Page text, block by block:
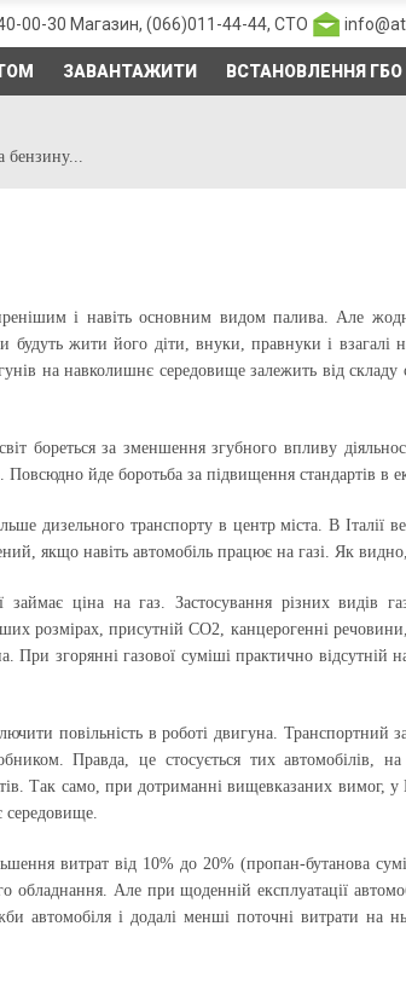
00-30 Магазин, (066)011-44-44, СТО
ЗАВАНТАЖИТИ ВСТАНОВЛЕННЯ ГБО
бензину...
і навіть основним видом палива. Але
жити його діти, внуки, правнуки і взагалі
на навколишнє середовище залежить від
бореться за зменшення згубного впливу
йде боротьба за підвищення стандартів в
дизельного транспорту в центр міста. В Італії
якщо навіть автомобіль працює на газі. Як
ціна на газ. Застосування різних видів
розмірах, присутній СО2, канцерогенні
згорянні газової суміші практично відсутній
повільність в роботі двигуна. Транспортний
Правда, це стосується тих автомобілів,
Так само, при дотриманні вищевказаних вимог,
витрат від 10% до 20% (пропан-бутанова
обладнання. Але при щоденній експлуатації
автомобіля і додалі менші поточні витрати на